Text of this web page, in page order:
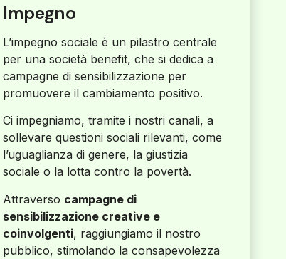
Impegno
L’impegno sociale è un pilastro centrale
per una società benefit, che si dedica a
campagne di sensibilizzazione per
promuovere il cambiamento positivo.
Ci impegniamo, tramite i nostri canali, a
sollevare questioni sociali rilevanti, come
l’uguaglianza di genere, la giustizia
sociale o la lotta contro la povertà.
Attraverso campagne di
sensibilizzazione creative e
coinvolgenti, raggiungiamo il nostro
pubblico, stimolando la consapevolezza